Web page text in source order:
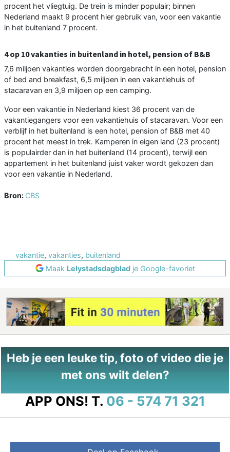
procent het vliegtuig. De trein is minder populair; binnen
Nederland maakt 9 procent hier gebruik van, voor een vakantie
in het buitenland 7 procent.
4 op 10 vakanties in buitenland in hotel, pension of B&B
7,6 miljoen vakanties worden doorgebracht in een hotel, pension
of bed and breakfast, 6,5 miljoen in een vakantiehuis of
stacaravan en 3,9 miljoen op een camping.
Voor een vakantie in Nederland kiest 36 procent van de
vakantiegangers voor een vakantiehuis of stacaravan. Voor een
verblijf in het buitenland is een hotel, pension of B&B met 40
procent het meest in trek. Kamperen in eigen land (23 procent)
is populairder dan in het buitenland (14 procent), terwijl een
appartement in het buitenland juist vaker wordt gekozen dan
voor een vakantie in Nederland.
Bron: CBS
vakantie, vakanties, buitenland
Maak Lelystadsdagbladje Google-favoriet
Heb je een leuke tip, foto of video die je
met ons wilt delen?
APP ONS! T. 06 - 574 71 321